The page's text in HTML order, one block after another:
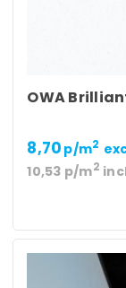
OWA
8,70 p/m2
10,53 p/m2